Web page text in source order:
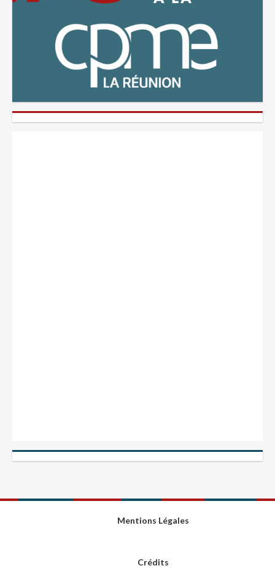
Mentions Légales
Crédits